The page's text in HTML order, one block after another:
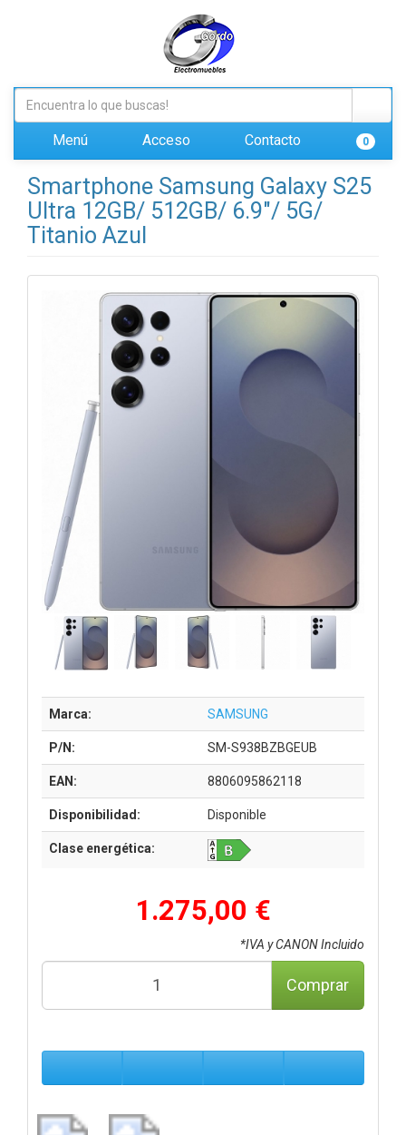
Menú Acceso Contacto 0
Smartphone Samsung Galaxy S25
Ultra 12GB/ 512GB/ 6.9"/ 5G/
Titanio Azul
Marca: SAMSUNG
P/N: SM-S938BZBGEUB
EAN: 8806095862118
Disponibilidad: Disponible
Clase energética:
1.275,00 €
*IVA y CANON Incluido
Comprar